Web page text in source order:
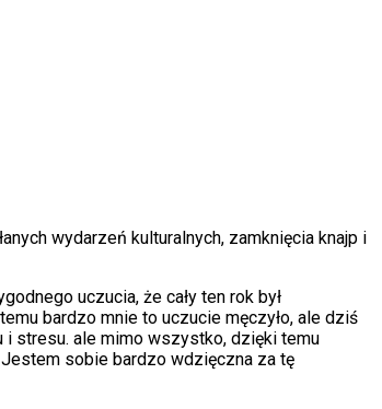
wydarzeń kulturalnych, zamknięcia knajp i
uczucia, że cały ten rok był
bardzo mnie to uczucie męczyło, ale dziś
i stresu. ale mimo wszystko, dzięki temu
sobie bardzo wdzięczna za tę